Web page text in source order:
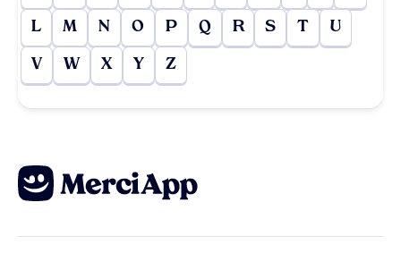
L M N O P Q R S T U
V W X Y Z